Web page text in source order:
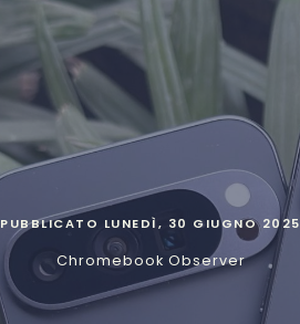
PUBBLICATO LUNEDÌ, 30 GIUGNO 2025
Chromebook Observer